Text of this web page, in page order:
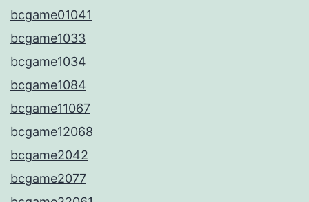
bcgame01041
bcgame1033
bcgame1034
bcgame1084
bcgame11067
bcgame12068
bcgame2042
bcgame2077